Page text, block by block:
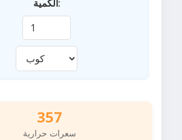
الكمية:
357
سعرات حرارية